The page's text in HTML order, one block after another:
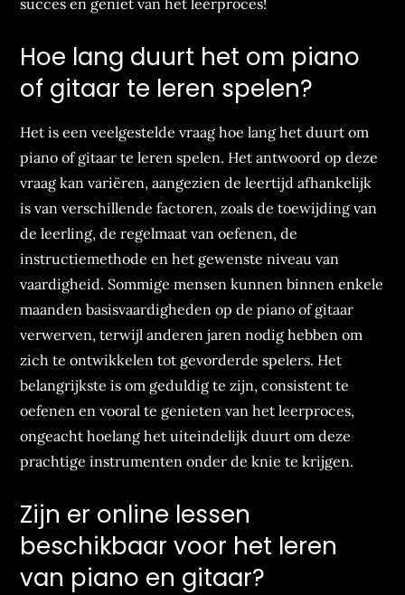
succes en geniet van het leerproces!
Hoe lang duurt het om piano
of gitaar te leren spelen?
Het is een veelgestelde vraag hoe lang het duurt om
piano of gitaar te leren spelen. Het antwoord op deze
vraag kan variëren, aangezien de leertijd afhankelijk
is van verschillende factoren, zoals de toewijding van
de leerling, de regelmaat van oefenen, de
instructiemethode en het gewenste niveau van
vaardigheid. Sommige mensen kunnen binnen enkele
maanden basisvaardigheden op de piano of gitaar
verwerven, terwijl anderen jaren nodig hebben om
zich te ontwikkelen tot gevorderde spelers. Het
belangrijkste is om geduldig te zijn, consistent te
oefenen en vooral te genieten van het leerproces,
ongeacht hoelang het uiteindelijk duurt om deze
prachtige instrumenten onder de knie te krijgen.
Zijn er online lessen
beschikbaar voor het leren
van piano en gitaar?